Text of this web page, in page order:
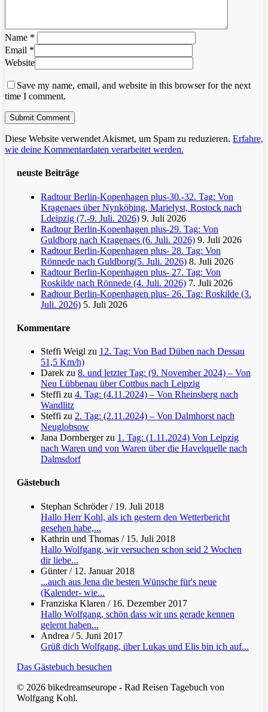
Name *
Email *
Website
Save my name, email, and website in this browser for the next
time I comment.
Diese Website verwendet Akismet, um Spam zu reduzieren. Erfahre,
wie deine Kommentardaten verarbeitet werden.
neuste Beiträge
Radtour Berlin-Kopenhagen plus-30.-32. Tag: Von
Kragenaes über Nynköbing, Marielyst, Rostock nach
Ldeipzig (7.-9. Juli. 2026) 9. Juli 2026
Radtour Berlin-Kopenhagen plus-29. Tag: Von
Guldborg nach Kragenaes (6. Juli. 2026) 9. Juli 2026
Radtour Berlin-Kopenhagen plus- 28. Tag: Von
Rönnede nach Guldborg(5. Juli. 2026) 8. Juli 2026
Radtour Berlin-Kopenhagen plus- 27. Tag: Von
Roskilde nach Rönnede (4. Juli. 2026) 7. Juli 2026
Radtour Berlin-Kopenhagen plus- 26. Tag: Roskilde (3.
Juli. 2026) 5. Juli 2026
Kommentare
Steffi Weigl zu 12. Tag: Von Bad Düben nach Dessau
51,5 Km/h)
Darek zu 8. und letzter Tag: (9. November 2024) – Von
Neu Lübbenau über Cottbus nach Leipzig
Steffi zu 4. Tag: (4.11.2024) – Von Rheinsberg nach
Wandlitz
Steffi zu 2. Tag: (2.11.2024) – Von Dalmhorst nach
Neuglobsow
Jana Dornbergerzu 1. Tag: (1.11.2024) Von Leipzig
nach Waren und von Waren über die Havelquelle nach
Dalmsdorf
Gästebuch
Stephan Schröder/ 19. Juli 2018
Hallo Herr Kohl, als ich gestern den Wetterbericht
gesehen habe,...
Kathrin und Thomas / 15. Juli 2018
Hallo Wolfgang, wir versuchen schon seid 2 Wochen
dir liebe...
Günter/ 12. Januar 2018
...auch aus Jena die besten Wünsche für's neue
(Kalender- wie...
Franziska Klaren / 16. Dezember 2017
Hallo Wolfgang, schön dass wir uns gerade kennen
gelernt haben...
Andrea / 5. Juni 2017
Grüß dich Wolfgang, über Lukas und Elis bin ich auf...
Das Gästebuch besuchen
© 2026 bikedreamseurope - Rad Reisen Tagebuch von
Wolfgang Kohl.